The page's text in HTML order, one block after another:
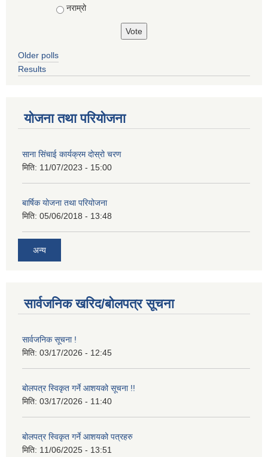
नराम्रो
Older polls
Results
योजना तथा परियोजना
साना सिंचाई कार्यक्रम दोस्रो चरण
मिति: 11/07/2023 - 15:00
बार्षिक योजना तथा परियोजना
मिति: 05/06/2018 - 13:48
अन्य
सार्वजनिक खरिद/बोलपत्र सूचना
सार्वजनिक सूचना !
मिति: 03/17/2026 - 12:45
बोलपत्र स्विकृत गर्ने आशयको सूचना !!
मिति: 03/17/2026 - 11:40
बोलपत्र स्विकृत गर्ने आशयको पत्रहरु
मिति: 11/06/2025 - 13:51